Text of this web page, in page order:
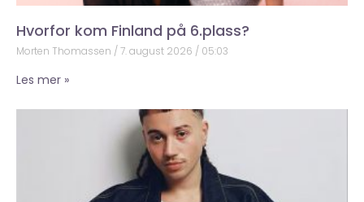
Hvorfor kom Finland på 6.plass?
Morten Thomassen 7. august 2026 05:03
Les mer »